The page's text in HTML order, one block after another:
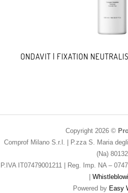
ONDAVIT | FIXATION
Copyright 2026 ©
Comprof Milano S.r.l. | P.zza S. Maria
(Na) 80132
P.IVA IT07479001211 | Reg. Imp. NA –
Powered by Easy